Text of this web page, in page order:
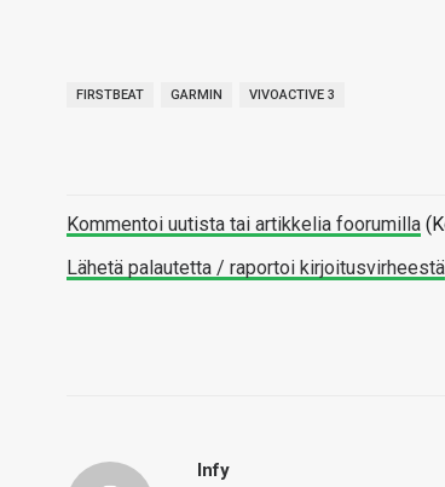
FIRSTBEAT GARMIN VIVOACTIVE 3
Kommentoi uutista tai artikkelia foorumilla
Lähetä palautetta / raportoi kirjoitusvirheestä
Infy